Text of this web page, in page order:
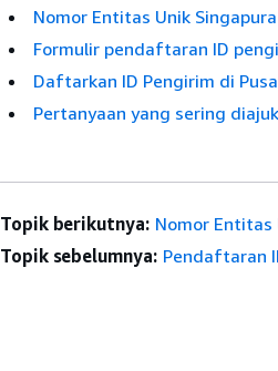
Nomor Entitas Unik Singapura
Formulir pendaftaran ID
Daftarkan ID Pengirim di
Pertanyaan yang sering
Topik berikutnya: Nomor Entitas
Topik sebelumnya: Pendaftaran